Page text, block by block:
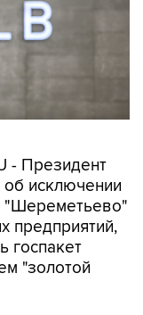
- Президент
об исключении
предприятий,
госпакет
"золотой